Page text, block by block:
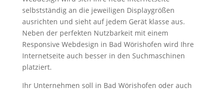
selbstständig an die jeweiligen Displaygrößen
ausrichten und sieht auf jedem Gerät klasse aus.
Neben der perfekten Nutzbarkeit mit einem
Responsive Webdesign in Bad Wörishofen wird Ihre
Internetseite auch besser in den Suchmaschinen
platziert.
Ihr Unternehmen soll in Bad Wörishofen oder auch